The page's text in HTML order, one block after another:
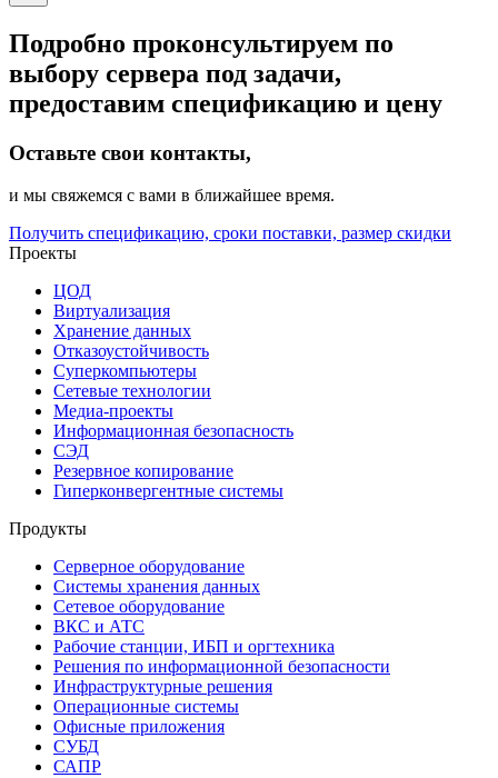
Подробно проконсультируем по
выбору сервера под задачи,
предоставим спецификацию и цену
Оставьте свои контакты,
и мы свяжемся с вами в ближайшее время.
Получить спецификацию, сроки поставки, размер скидки
Проекты
ЦОД
Виртуализация
Хранение данных
Отказоустойчивость
Суперкомпьютеры
Сетевые технологии
Медиа-проекты
Информационная безопасность
СЭД
Резервное копирование
Гиперконвергентные системы
Продукты
Серверное оборудование
Системы хранения данных
Сетевое оборудование
ВКС и АТС
Рабочие станции, ИБП и оргтехника
Решения по информационной безопасности
Инфраструктурные решения
Операционные системы
Офисные приложения
СУБД
САПР